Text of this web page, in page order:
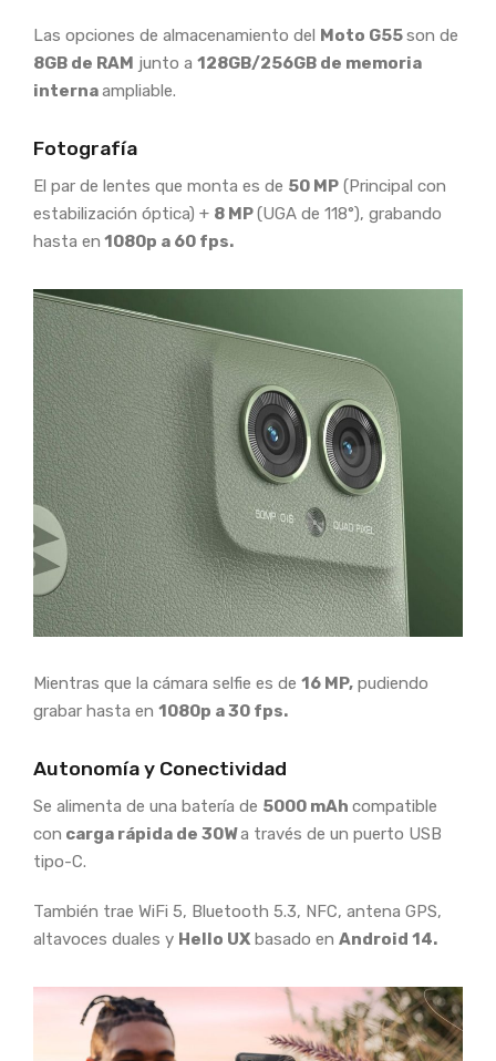
Las opciones de almacenamiento del Moto G55son de
8GB de RAM junto a 128GB/256GB de memoria
internaampliable.
Fotografía
El par de lentes que monta es de 50 MP (Principal con
estabilización óptica) + 8 MP(UGA de 118°), grabando
hasta en 1080p a 60 fps.
Mientras que la cámara selfie es de 16 MP, pudiendo
grabar hasta en 1080p a 30 fps.
Autonomía y Conectividad
Se alimenta de una batería de 5000 mAh compatible
con carga rápida de 30Wa través de un puerto USB
tipo-C.
También trae WiFi 5, Bluetooth 5.3, NFC, antena GPS,
altavoces duales y Hello UX basado en Android 14.